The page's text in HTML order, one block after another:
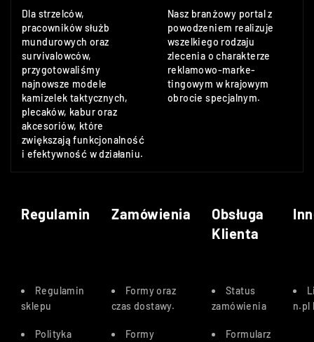
Dla strzelców,
pracowników służb
mundurowych oraz
survivalowców,
przygotowaliśmy
najnowsze modele
kamizelek taktycznych,
plecaków, kabur oraz
akcesoriów, które
zwiększają funkcjonalność
i efektywność w działaniu.
Nasz branżowy portal z
powodzeniem realizuje
wszelkiego rodzaju
zlecenia o charakterze
reklamowo-marke-
tingowym w krajowym
obrocie specjalnym.
Regulamin Zamówienia
Obsługa
Klienta
Regulamin
sklepu
Polityka
Formy oraz
czas dostawy.
Formy
Status
zamówienia
Formularz
n.pl